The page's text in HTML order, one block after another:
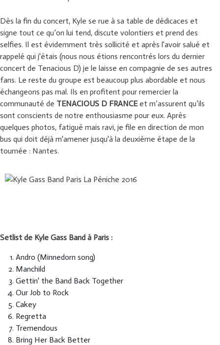
Dès la fin du concert, Kyle se rue à sa table de dédicaces et
signe tout ce qu’on lui tend, discute volontiers et prend des
selfies. Il est évidemment très sollicité et après l'avoir salué et
rappelé qui j'étais (nous nous étions rencontrés lors du dernier
concert de Tenacious D) je le laisse en compagnie de ses autres
fans. Le reste du groupe est beaucoup plus abordable et nous
échangeons pas mal. Ils en profitent pour remercier la
communauté de TENACIOUS D FRANCEet m’assurent qu’ils
sont conscients de notre enthousiasme pour eux. Après
quelques photos, fatigué mais ravi, je file en direction de mon
bus qui doit déjà m'amener jusqu'à la deuxième étape de la
tournée : Nantes.
Setlist de Kyle Gass Band à Paris :
Andro (Minnedorn song)
Manchild
Gettin' the Band Back Together
Our Job to Rock
Cakey
Regretta
Tremendous
Bring Her Back Better